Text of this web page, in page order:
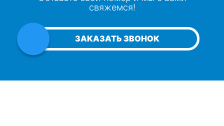
ЗАКАЗАТЬ ЗВОНОК
свяжемся!